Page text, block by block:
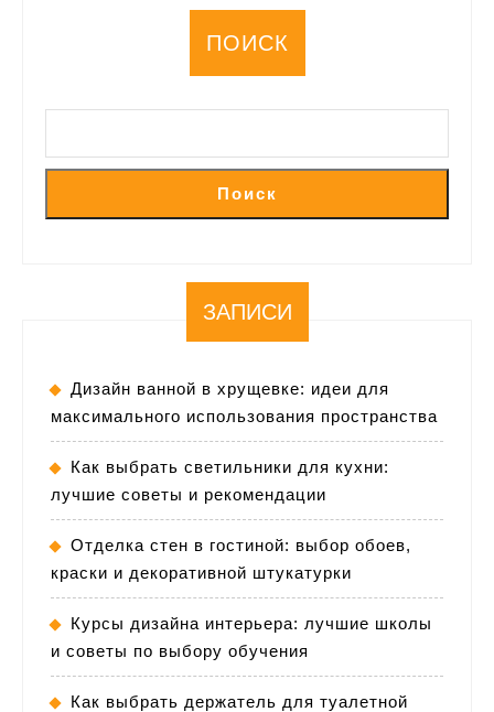
ПОИСК
Поиск
ЗАПИСИ
Дизайн ванной в хрущевке: идеи для
максимального использования пространства
Как выбрать светильники для кухни:
лучшие советы и рекомендации
Отделка стен в гостиной: выбор обоев,
краски и декоративной штукатурки
Курсы дизайна интерьера: лучшие школы
и советы по выбору обучения
Как выбрать держатель для туалетной